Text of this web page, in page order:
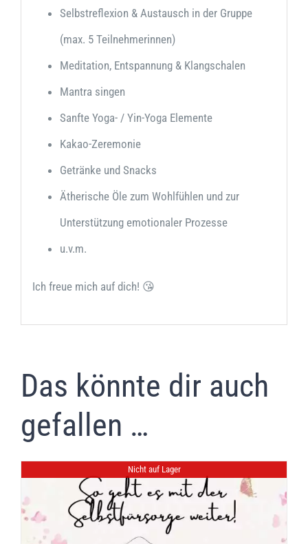
Selbstreflexion & Austausch in der Gruppe
(max. 5 Teilnehmerinnen)
Meditation, Entspannung & Klangschalen
Mantra singen
Sanfte Yoga- / Yin-Yoga Elemente
Kakao-Zeremonie
Getränke und Snacks
Ätherische Öle zum Wohlfühlen und zur
Unterstützung emotionaler Prozesse
u.v.m.
Ich freue mich auf dich! 😘
Das könnte dir auch
gefallen …
Nicht auf Lager